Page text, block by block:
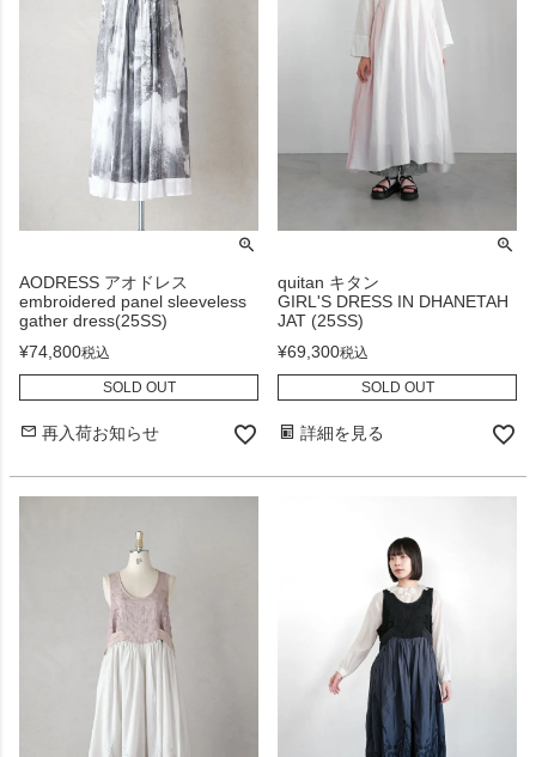
AODRESS アオドレス
embroidered panel sleeveless
gather dress(25SS)
¥74,800税込
SOLD OUT
再入荷お知らせ
quitan キタン
GIRL'S DRESS IN DHANETAH
JAT (25SS)
¥69,300税込
SOLD OUT
詳細を見る